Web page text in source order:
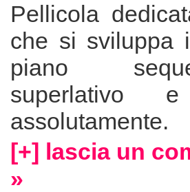
Pellicola
che si sviluppa
piano
superlativo
assolutamente.
[+] lascia un
»